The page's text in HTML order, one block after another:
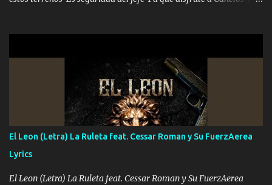
ni tampoco las mujeres porque es platica de grandes por eso hay
que estar alegres doy las instrucciones para atender los deberes
Música Si es que salta algún problema de confianza tengo gente
ahí está el Hombre Cuarenta y también Pariente 7 arreglan
cualquier problema no más es cuestión que ordené NOS HACE
FALTA UN HERMANO DE CLAVE ERA EL 24 SIEMPRE FUE UN
HOMBRE VALIENTE POR ALGO M'URIÓ PELEAND0 SIEMPRE
VIO POR LA FAMILIA PARA QUE SIGA EL LEGADO Es el DOS de
los HERMANOS un cerebro inteligente y com...
El Leon (Letra) La Ruleta feat. Cessar Roman y Su FuerzAerea
Lyrics
El Leon (Letra) La Ruleta feat. Cessar Roman y Su FuerzAerea